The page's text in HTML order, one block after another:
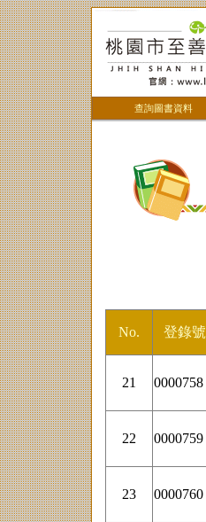
查詢圖書資料
No. 登錄號
21 0000758
22 0000759
23 0000760